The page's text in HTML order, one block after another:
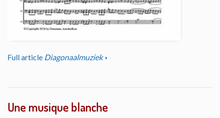
Full article Diagonaalmuziek
Une musique blanche